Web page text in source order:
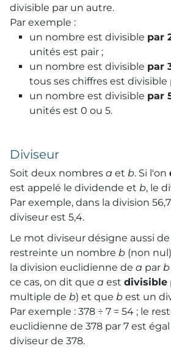
divisible par un autre.
Par exemple :
un nombre est divisible par
unités est pair ;
un nombre est divisible par
tous ses chiffres est divisible
un nombre est divisible par
unités est 0 ou 5.
Diviseur
Soit deux nombres a et b. Si l'on
est appelé le dividende et b, le
Par exemple, dans la division 56,7
diviseur est 5,4.
Le mot diviseur désigne aussi
restreinte un nombre b (non
la division euclidienne de a par b
ce cas, on dit que a est divisible
multiple de b) et que b est un
Par exemple : 378 ÷ 7 = 54 ; le
euclidienne de 378 par 7 est
diviseur de 378.